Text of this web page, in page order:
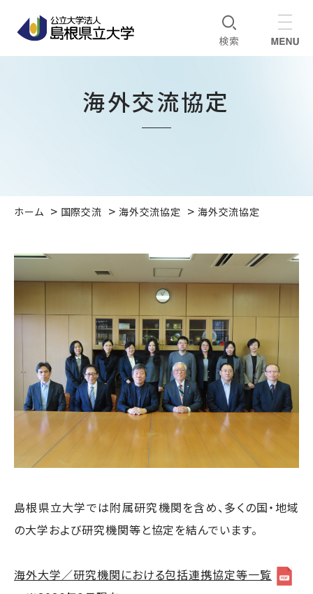
海外交流協定
ホーム 国際交流 海外交流協定 海外交流協定
島根県立大学では附属研究機関を含め、多くの国・地域
の大学および研究機関等と協定を結んでいます。
海外大学／研究機関における包括連携協定等一覧